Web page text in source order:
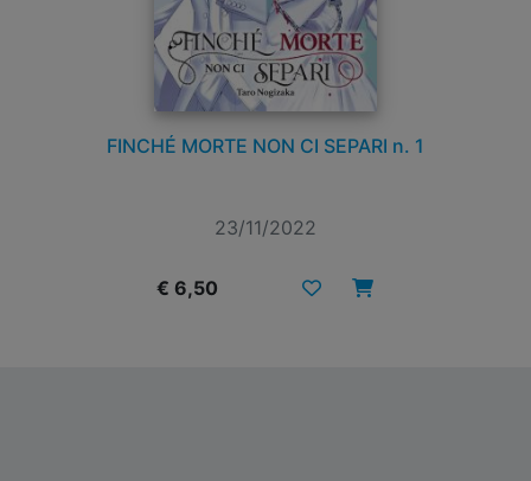
FINCHÉ MORTE NON CI SEPARI n. 1
23/11/2022
€ 6,50